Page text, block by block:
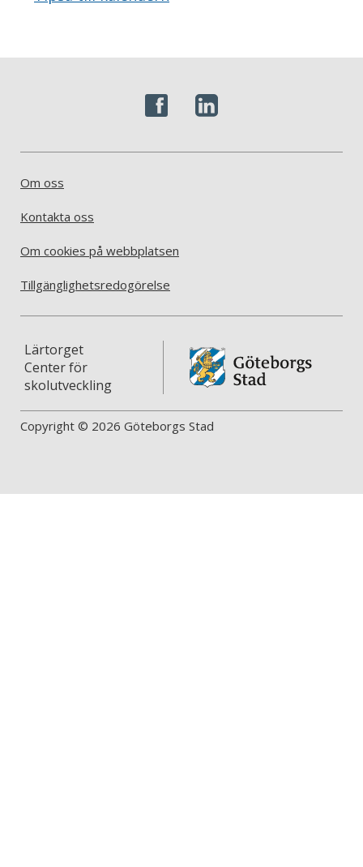
Om oss
Kontakta oss
Om cookies på webbplatsen
Tillgänglighetsredogörelse
Lärtorget
Center för
skolutveckling
Copyright © 2026 Göteborgs Stad